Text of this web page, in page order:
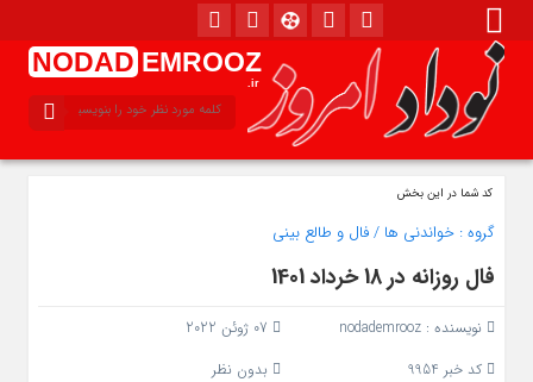
NODAD EMROOZ
.ir
کد شما در این بخش
گروه : خواندنی ها /فال و طالع بینی
فال روزانه در 18 خرداد 1401
نویسنده : nodademrooz
کد خبر 9954
بدون نظر